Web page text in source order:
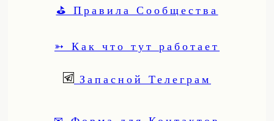
⛳ Правила Сообщества
➳ Как что тут работает
Запасной Телеграм